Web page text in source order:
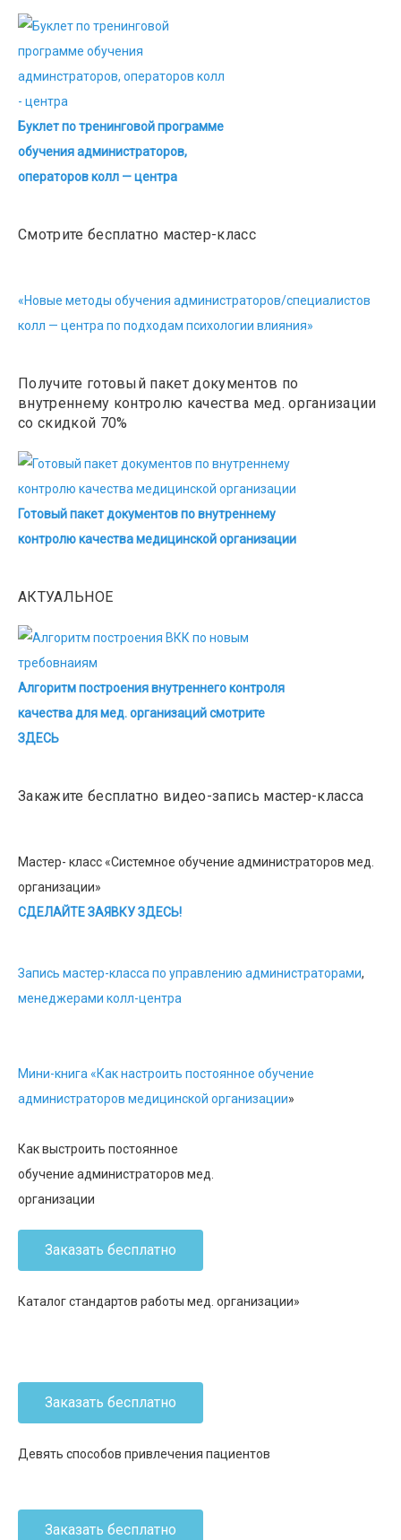
Буклет по тренинговой программе
обучения администраторов,
операторов колл — центра
Смотрите бесплатно мастер-класс
«Новые методы обучения администраторов/специалистов
колл — центра по подходам психологии влияния»
Получите готовый пакет документов по
внутреннему контролю качества мед. организации
со скидкой 70%
Готовый пакет документов по внутреннему
контролю качества медицинской организации
АКТУАЛЬНОЕ
Алгоритм построения внутреннего контроля
качества для мед. организаций смотрите
ЗДЕСЬ
Закажите бесплатно видео-запись мастер-класса
Мастер- класс «Системное обучение администраторов мед.
организации»
СДЕЛАЙТЕ ЗАЯВКУ ЗДЕСЬ!
Запись мастер-класса по управлению администраторами,
менеджерами колл-центра
Мини-книга «Как настроить постоянное обучение
администраторов медицинской организации»
Как выстроить постоянное
обучение администраторов мед.
организации
Заказать бесплатно
Каталог стандартов работы мед. организации»
Заказать бесплатно
Девять способов привлечения пациентов
Заказать бесплатно